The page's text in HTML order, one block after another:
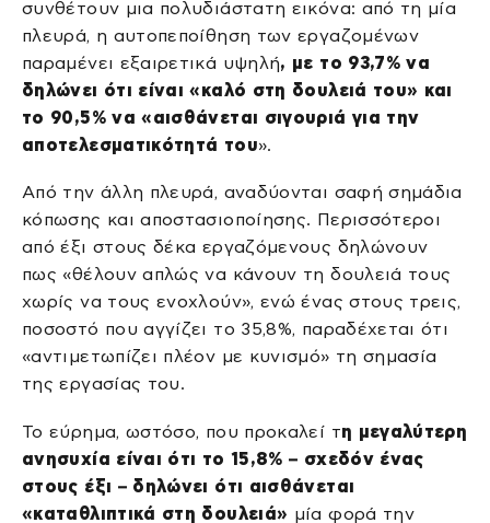
συνθέτουν μια πολυδιάστατη εικόνα: από τη μία
πλευρά, η αυτοπεποίθηση των εργαζομένων
παραμένει εξαιρετικά υψηλή, με το 93,7% να
δηλώνει ότι είναι «καλό στη δουλειά του» και
το 90,5% να «αισθάνεται σιγουριά για την
αποτελεσματικότητά του».
Από την άλλη πλευρά, αναδύονται σαφή σημάδια
κόπωσης και αποστασιοποίησης. Περισσότεροι
από έξι στους δέκα εργαζόμενους δηλώνουν
πως «θέλουν απλώς να κάνουν τη δουλειά τους
χωρίς να τους ενοχλούν», ενώ ένας στους τρεις,
ποσοστό που αγγίζει το 35,8%, παραδέχεται ότι
«αντιμετωπίζει πλέον με κυνισμό» τη σημασία
της εργασίας του.
Το εύρημα, ωστόσο, που προκαλεί τη μεγαλύτερη
ανησυχία είναι ότι το 15,8% – σχεδόν ένας
στους έξι – δηλώνει ότι αισθάνεται
«καταθλιπτικά στη δουλειά» μία φορά την